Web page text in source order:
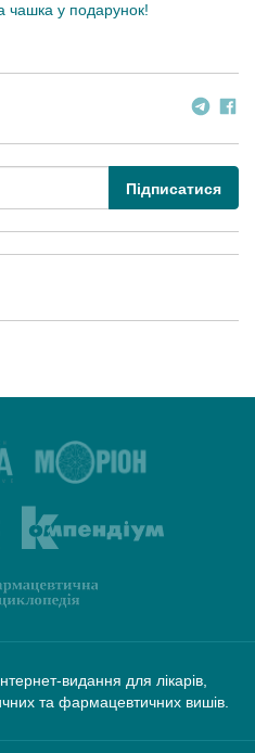
у подарунок!
Підписатися
видання для лікарів,
та фармацевтичних вишів.